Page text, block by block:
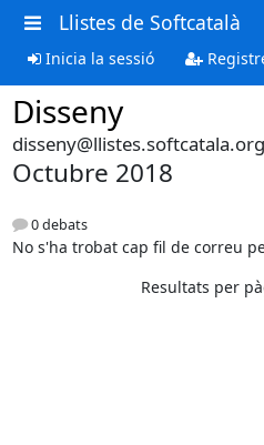
Llistes de Softcatalà
Inicia la sessió
Disseny
disseny@llistes.softcatala.org
Octubre 2018
0 debats
No s'ha trobat cap fil de correu
Resultats per